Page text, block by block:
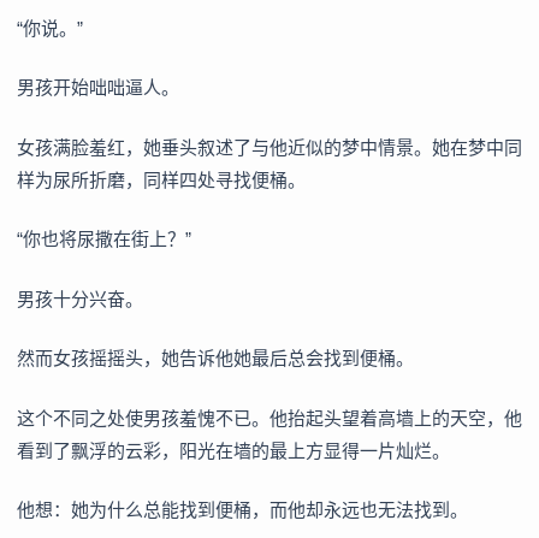
“你说。”
男孩开始咄咄逼人。
女孩满脸羞红，她垂头叙述了与他近似的梦中情景。她在梦中同
样为尿所折磨，同样四处寻找便桶。
“你也将尿撒在街上？”
男孩十分兴奋。
然而女孩摇摇头，她告诉他她最后总会找到便桶。
这个不同之处使男孩羞愧不已。他抬起头望着高墙上的天空，他
看到了飘浮的云彩，阳光在墙的最上方显得一片灿烂。
他想：她为什么总能找到便桶，而他却永远也无法找到。